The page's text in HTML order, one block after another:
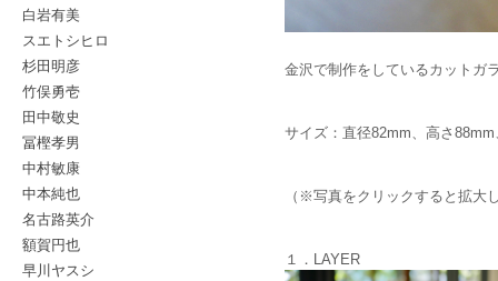
白岩有美
スエトシヒロ
杉田明彦
竹俣勇壱
田中敬史
冨樫孝男
中村敏康
中本純也
名古路英介
額賀円也
早川ヤスシ
金沢で制作をしているカットガ
サイズ：直径82mm、高さ
（※写真をクリックすると拡大
１．LAYER